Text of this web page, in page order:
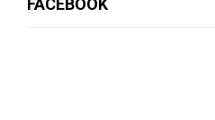
FACEBOOK